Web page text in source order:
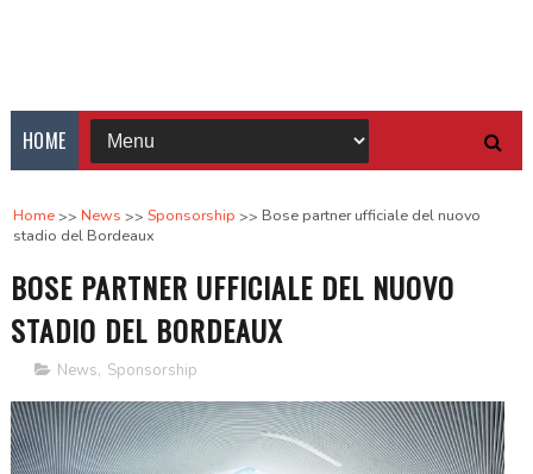
HOME
Home News Sponsorship
Bose partner ufficiale del nuovo
stadio del Bordeaux
BOSE PARTNER UFFICIALE DEL NUOVO
STADIO DEL BORDEAUX
News, Sponsorship